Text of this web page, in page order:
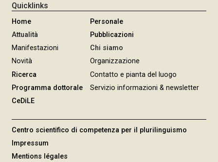
Quicklinks
Home
Attualità
Manifestazioni
Novità
Ricerca
Programma dottorale
CeDiLE
Personale
Pubblicazioni
Chi siamo
Organizzazione
Contatto e pianta del luogo
Servizio informazioni & newsletter
Centro scientifico di competenza per il plurilinguismo
Impressum
Mentions légales